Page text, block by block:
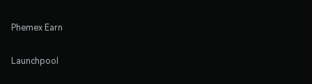
Phemex Earn
Launchpool